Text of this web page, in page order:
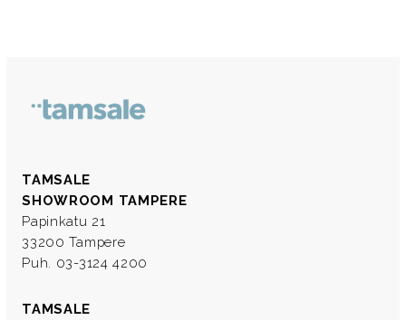
TAMSALE
SHOWROOM TAMPERE
Papinkatu 21
33200 Tampere
Puh. 03-3124 4200
TAMSALE